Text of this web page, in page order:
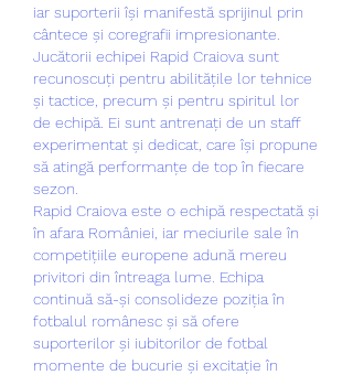
iar suporterii își manifestă sprijinul prin
cântece și coregrafii impresionante.
Jucătorii echipei Rapid Craiova sunt
recunoscuți pentru abilitățile lor tehnice
și tactice, precum și pentru spiritul lor
de echipă. Ei sunt antrenați de un staff
experimentat și dedicat, care își propune
să atingă performanțe de top în fiecare
sezon.
Rapid Craiova este o echipă respectată și
în afara României, iar meciurile sale în
competițiile europene adună mereu
privitori din întreaga lume. Echipa
continuă să-și consolideze poziția în
fotbalul românesc și să ofere
suporterilor și iubitorilor de fotbal
momente de bucurie și excitație în